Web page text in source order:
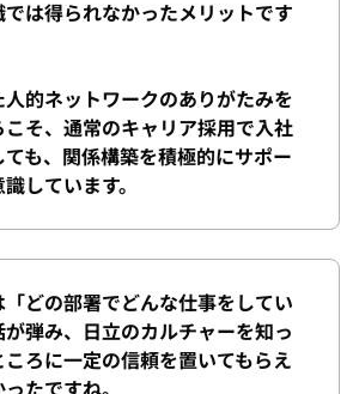
は得られなかったメリットです
人的ネットワークのありがたみを
そ、通常のキャリア採用で入社
ても、関係構築を積極的にサポー
しています。
どの部署でどんな仕事をしてい
弾み、日立のカルチャーを知っ
ろに一定の信頼を置いてもらえ